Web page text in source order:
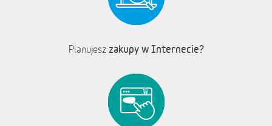
Planujesz zakupy w Internecie?